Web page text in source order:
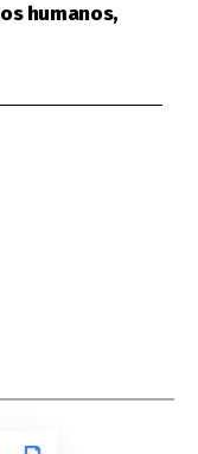
humanos,
lado